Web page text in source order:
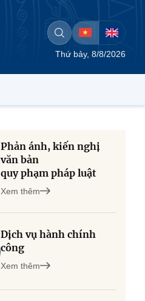
Thứ bảy, 8/8/2026
Phản ánh, kiến nghị
văn bản
quy phạm pháp luật
Xem thêm
Dịch vụ hành chính
công
Xem thêm